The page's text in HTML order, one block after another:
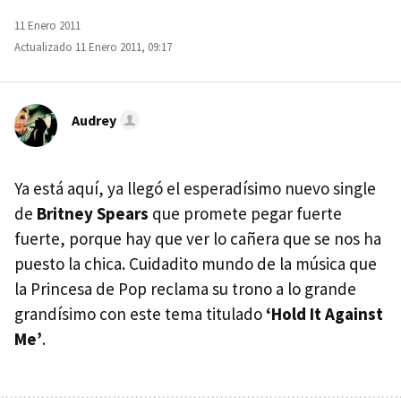
11 Enero 2011
Actualizado 11 Enero 2011, 09:17
Audrey
Ya está aquí, ya llegó el esperadísimo nuevo single
de Britney Spears que promete pegar fuerte
fuerte, porque hay que ver lo cañera que se nos ha
puesto la chica. Cuidadito mundo de la música que
la Princesa de Pop reclama su trono a lo grande
grandísimo con este tema titulado ‘Hold It Against
Me’.